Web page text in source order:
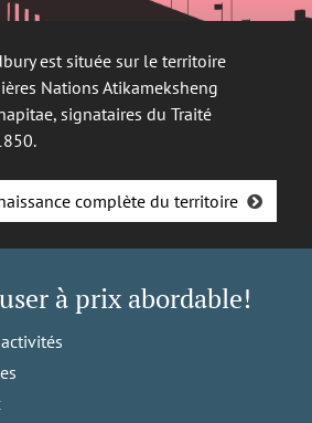
est située sur le territoire
Nations Atikameksheng
signataires du Traité
complète du territoire
à prix abordable!